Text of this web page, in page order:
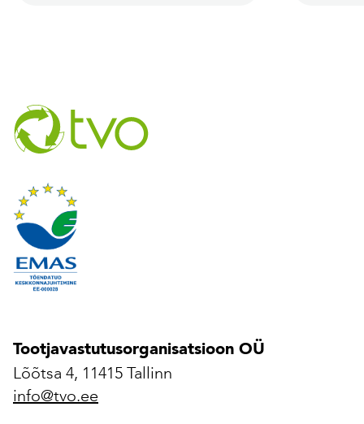
Tootjavastutusorganisatsioon OÜ
Lõõtsa 4, 11415 Tallinn
info@tvo.ee